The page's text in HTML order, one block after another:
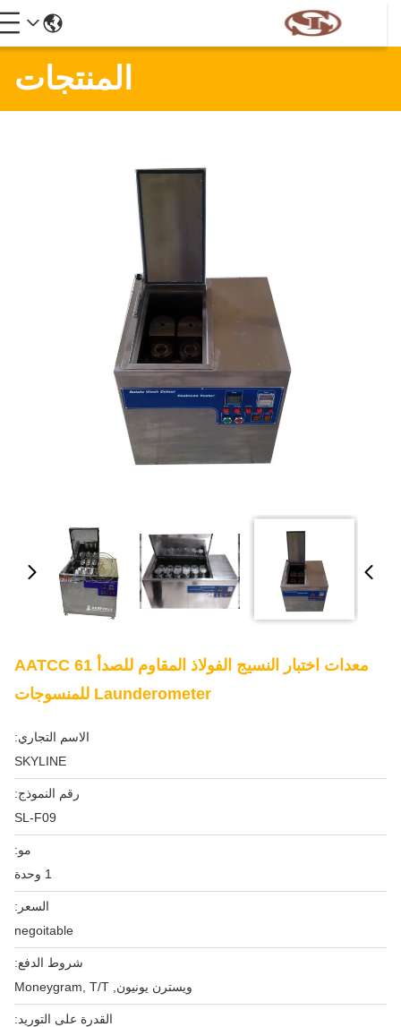
المنتجات
معدات اختبار النسيج الفولاذ المقاوم للصدأ AATCC 61
Launderometer للمنسوجات
الاسم التجاري:
SKYLINE
رقم النموذج:
SL-F09
مو:
السعر:
negoitable
شروط الدفع:
ويسترن يونيون, Moneygram, T/T
القدرة على التوريد: